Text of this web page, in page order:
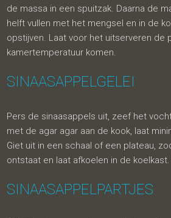
de massa in een spuitzak. Daarna de
helft vullen met het mengsel en in de
opstijven. Laat voor het uitserveren de
kamertemperatuur komen.
SINAASAPPELGELEI
Pers de sinaasappels uit, zeef het
met de agar agar aan de kook, laat
Giet uit in een schaal of een plateau,
ontstaat en laat afkoelen in de koelkast.
SINAASAPPELPARTJES